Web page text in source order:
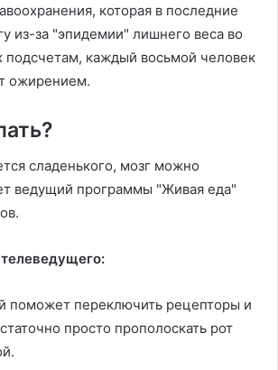
которая в последние
из-за "эпидемии" лишнего веса во
подсчетам, каждый восьмой человек
ожирением.
сладенького, мозг можно
ведущий программы "Живая еда"
поможет переключить рецепторы и
просто прополоскать рот